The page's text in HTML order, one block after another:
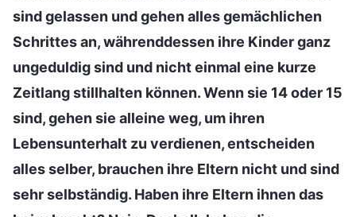
sind gelassen und gehen alles gemächlichen
Schrittes an, währenddessen ihre Kinder ganz
ungeduldig sind und nicht einmal eine kurze
Zeitlang stillhalten können. Wenn sie 14 oder 15
sind, gehen sie alleine weg, um ihren
Lebensunterhalt zu verdienen, entscheiden
alles selber, brauchen ihre Eltern nicht und sind
sehr selbständig. Haben ihre Eltern ihnen das